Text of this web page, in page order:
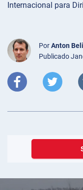
Internacional para
PorAnton
Publicado